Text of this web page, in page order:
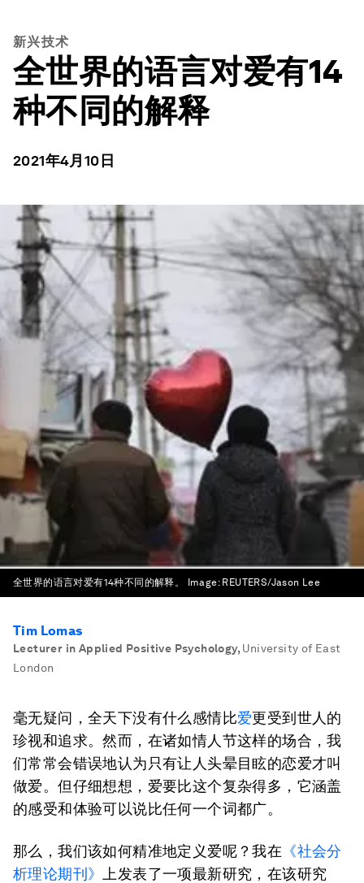
新兴技术
全世界的语言对爱有14
种不同的解释
2021年4月10日
全世界的语言对爱有14种不同的解释。 Image: REUTERS/Jason Lee
Tim Lomas
Lecturer in Applied Positive Psychology, University of East
London
毫无疑问，全天下没有什么感情比爱更受到世人的
珍视和追求。然而，在诸如情人节这样的场合，我
们常常会错误地认为只有让人头晕目眩的恋爱才叫
做爱。但仔细想想，爱要比这个复杂得多，它涵盖
的感受和体验可以说比任何一个词都广。
那么，我们该如何精准地定义爱呢？我在 《社会分
析理论期刊》
上发表了一项最新研究，在该研究